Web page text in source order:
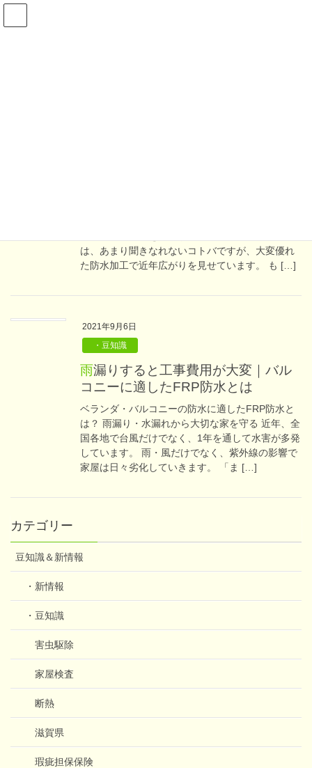
は、あまり聞きなれないコトバですが、大変優れ
た防水加工で近年広がりを見せています。 も […]
2021年9月6日
・豆知識
雨漏りすると工事費用が大変｜バル
コニーに適したFRP防水とは
ベランダ・バルコニーの防水に適したFRP防水と
は？ 雨漏り・水漏れから大切な家を守る 近年、全
国各地で台風だけでなく、1年を通して水害が多発
しています。 雨・風だけでなく、紫外線の影響で
家屋は日々劣化していきます。 「ま […]
カテゴリー
豆知識＆新情報
・新情報
・豆知識
害虫駆除
家屋検査
断熱
滋賀県
瑕疵担保保険